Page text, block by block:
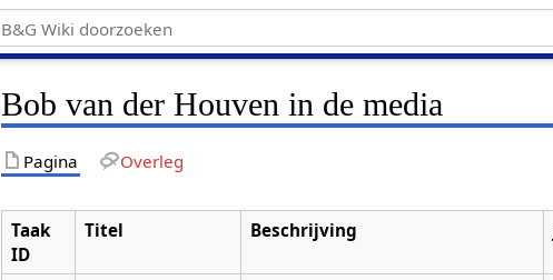
Bob van der Houven in de media
Pagina Overleg
Taak
ID
Titel Beschrijving